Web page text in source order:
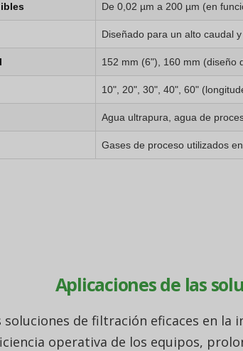
De 0,02 µm a 200 µm (en
Diseñado para un alto caudal
152 mm (6"), 160 mm (diseño
10", 20", 30", 40", 60"
Agua ultrapura, agua de
Gases de proceso utilizados
Aplicaciones de las
soluciones de filtración eficaces en
operativa de los equipos,